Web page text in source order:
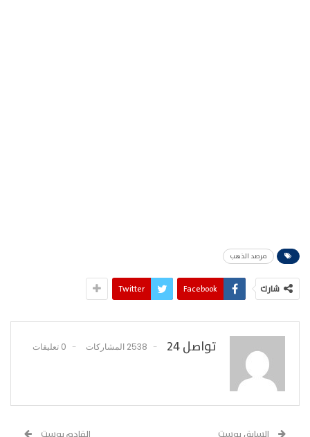
مرصد الذهب
شارك Facebook
Twitter
تواصل 24 2538 المشاركات 0 تعليقات
السابق بوست القادم بوست